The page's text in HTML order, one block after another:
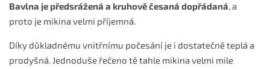
Bavlna je předsrážená a kruhově česaná dopřádaná, a
proto je mikina velmi příjemná.
Díky důkladnému vnitřnímu počesání je i dostatečně teplá a
prodyšná. Jednoduše řečeno tě tahle mikina velmi mile